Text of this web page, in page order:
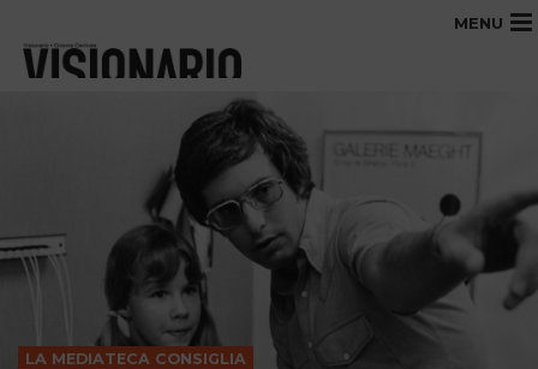
MENU
LA MEDIATECA CONSIGLIA